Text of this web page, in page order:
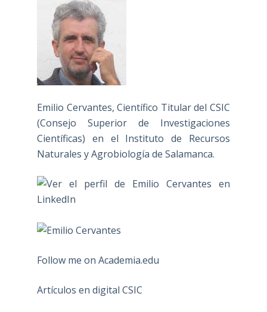
Emilio Cervantes, Científico Titular del CSIC
(Consejo Superior de Investigaciones
Científicas) en el Instituto de Recursos
Naturales y Agrobiología de Salamanca.
Follow me on Academia.edu
Artículos en digital CSIC